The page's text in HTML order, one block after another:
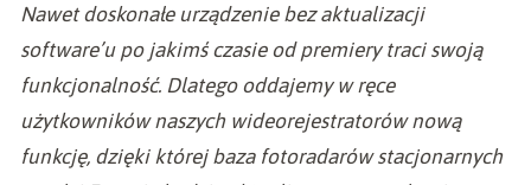
Nawet doskonałe urządzenie bez aktualizacji
software’u po jakimś czasie od premiery traci swoją
funkcjonalność. Dlatego oddajemy w ręce
użytkowników naszych wideorejestratorów nową
funkcję, dzięki której baza fotoradarów stacjonarnych